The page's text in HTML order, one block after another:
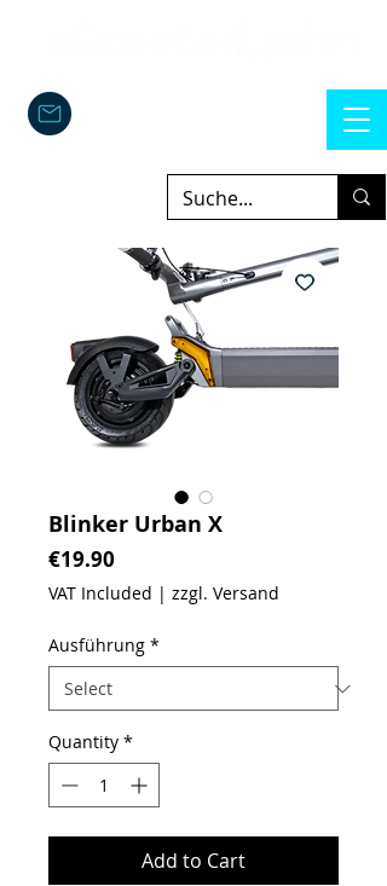
Blinker Urban X
€19.90
VAT Included | zzgl. Versand
Ausführung *
Quantity *
Add to Cart